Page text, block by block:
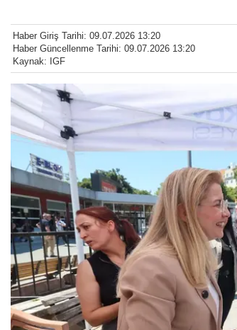
Haber Giriş Tarihi: 09.07.2026 13:20
Haber Güncellenme Tarihi: 09.07.2026 13:20
Kaynak: IGF